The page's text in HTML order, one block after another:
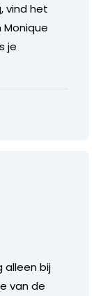
vind het
Monique
je
alleen bij
van de